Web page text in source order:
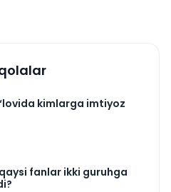
kimlarga imtiyoz
fanlar ikki guruhga